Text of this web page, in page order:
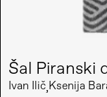
Šal Piranski
Ivan Ilič Ksenija